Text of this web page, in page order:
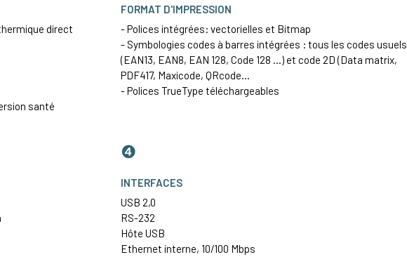
direct
santé
FORMAT D'IMPRESSION
- Polices intégrées: vectorielles et Bitmap
- Symbologies codes à barres intégrées : tous les codes usuels
(EAN13, EAN8, EAN 128, Code 128 ...) et code 2D (Data matrix,
PDF417, Maxicode, QRcode...
- Polices TrueType téléchargeables
❹
INTERFACES
USB 2,0
RS-232
Hôte USB
Ethernet interne, 10/100 Mbps